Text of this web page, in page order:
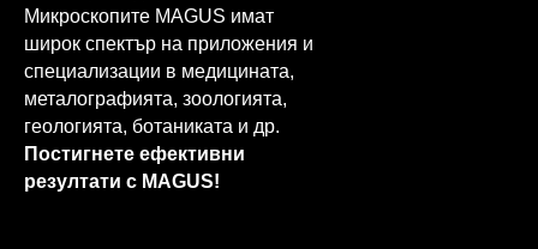
Микроскопите MAGUS имат
широк спектър на приложения и
специализации в медицината,
металографията, зоологията,
геологията, ботаниката и др.
Постигнете ефективни
резултати с MAGUS!